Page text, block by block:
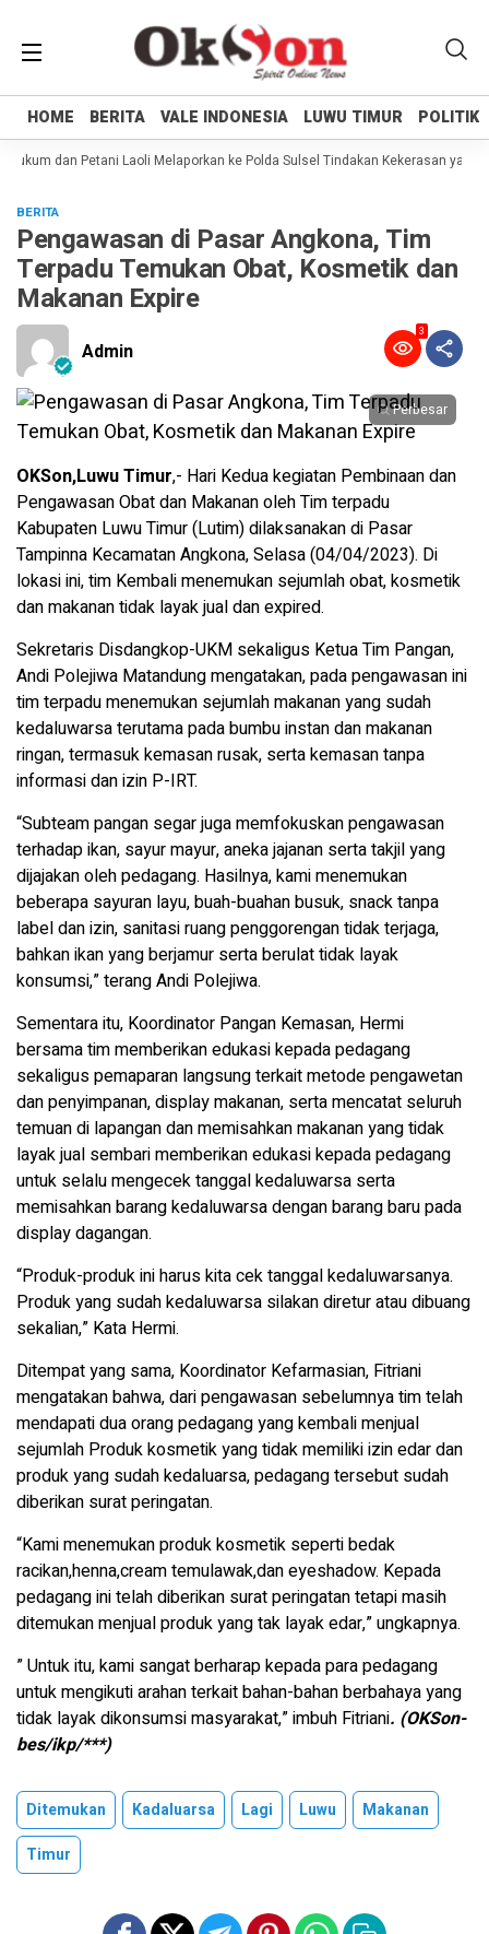
HOME BERITA VALE INDONESIA LUWU TIMUR POLITIK
HOME BERITA VALE INDONESIA LUWU TIMUR POLITIK
dan Petani Laoli Melaporkan ke Polda Sulsel Tindakan Kekerasan yang
BERITA
Pengawasan di Pasar Angkona, Tim
Terpadu Temukan Obat, Kosmetik dan
Makanan Expire
Admin
3
Perbesar
OKSon,Luwu Timur,- Hari Kedua kegiatan Pembinaan dan
Pengawasan Obat dan Makanan oleh Tim terpadu
Kabupaten Luwu Timur (Lutim) dilaksanakan di Pasar
Tampinna Kecamatan Angkona, Selasa (04/04/2023). Di
lokasi ini, tim Kembali menemukan sejumlah obat, kosmetik
dan makanan tidak layak jual dan expired.
Sekretaris Disdangkop-UKM sekaligus Ketua Tim Pangan,
Andi Polejiwa Matandung mengatakan, pada pengawasan ini
tim terpadu menemukan sejumlah makanan yang sudah
kedaluwarsa terutama pada bumbu instan dan makanan
ringan, termasuk kemasan rusak, serta kemasan tanpa
informasi dan izin P-IRT.
“Subteam pangan segar juga memfokuskan pengawasan
terhadap ikan, sayur mayur, aneka jajanan serta takjil yang
dijajakan oleh pedagang. Hasilnya, kami menemukan
beberapa sayuran layu, buah-buahan busuk, snack tanpa
label dan izin, sanitasi ruang penggorengan tidak terjaga,
bahkan ikan yang berjamur serta berulat tidak layak
konsumsi,” terang Andi Polejiwa.
Sementara itu, Koordinator Pangan Kemasan, Hermi
bersama tim memberikan edukasi kepada pedagang
sekaligus pemaparan langsung terkait metode pengawetan
dan penyimpanan, display makanan, serta mencatat seluruh
temuan di lapangan dan memisahkan makanan yang tidak
layak jual sembari memberikan edukasi kepada pedagang
untuk selalu mengecek tanggal kedaluwarsa serta
memisahkan barang kedaluwarsa dengan barang baru pada
display dagangan.
“Produk-produk ini harus kita cek tanggal kedaluwarsanya.
Produk yang sudah kedaluwarsa silakan diretur atau dibuang
sekalian,” Kata Hermi.
Ditempat yang sama, Koordinator Kefarmasian, Fitriani
mengatakan bahwa, dari pengawasan sebelumnya tim telah
mendapati dua orang pedagang yang kembali menjual
sejumlah Produk kosmetik yang tidak memiliki izin edar dan
produk yang sudah kedaluarsa, pedagang tersebut sudah
diberikan surat peringatan.
“Kami menemukan produk kosmetik seperti bedak
racikan,henna,cream temulawak,dan eyeshadow. Kepada
pedagang ini telah diberikan surat peringatan tetapi masih
ditemukan menjual produk yang tak layak edar,” ungkapnya.
” Untuk itu, kami sangat berharap kepada para pedagang
untuk mengikuti arahan terkait bahan-bahan berbahaya yang
tidak layak dikonsumsi masyarakat,” imbuh Fitriani. (OKSon-
bes/ikp/***)
Ditemukan Kadaluarsa Lagi Luwu
Makanan
Timur